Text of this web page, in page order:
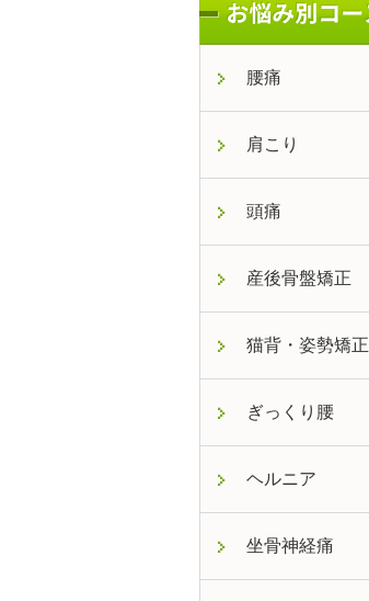
腰痛
肩こり
頭痛
産後骨盤矯正
猫背・姿勢矯正
ぎっくり腰
ヘルニア
坐骨神経痛